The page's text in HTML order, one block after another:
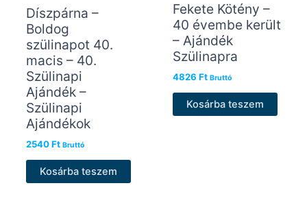
Díszpárna –
Boldog
szülinapot 40.
macis – 40.
Szülinapi
Ajándék –
Szülinapi
Ajándékok
2540Ft Bruttó
Kosárba teszem
Fekete Kötény –
40 évembe került
– Ajándék
Szülinapra
4826 Ft Bruttó
Kosárba teszem